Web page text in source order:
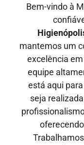
Bem-vindo à
mantemos um
excelência
equipe
está aqui
seja